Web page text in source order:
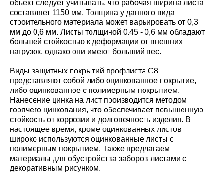
объект следует учитывать, что рабочая ширина листа
составляет 1150 мм. Толщина у данного вида
строительного материала может варьировать от 0,3
мм до 0,6 мм. Листы толщиной 0.45 - 0,6 мм обладают
большей стойкостью к деформации от внешних
нагрузок, однако они имеют больший вес.
Виды защитных покрытий профлиста С8
представляют собой либо оцинкованное покрытие,
либо оцинкованное с полимерным покрытием.
Нанесение цинка на лист производится методом
горячего цинкования, что обеспечивает повышенную
стойкость от коррозии и долговечность изделия. В
настоящее время, кроме оцинкованных листов
широко используются оцинкованные листы с
полимерным покрытием. Также предлагаем
материалы для обустройства заборов листами с
декоративным рисунком.